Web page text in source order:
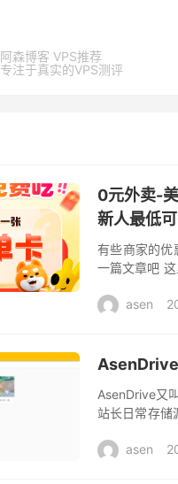
阿森博客 VPS推荐
专注于真实的VPS测评
0元外卖-
新人最低
有些商家的优
一篇文章吧
你... asen
AsenDrive又
站长日常存储
asen